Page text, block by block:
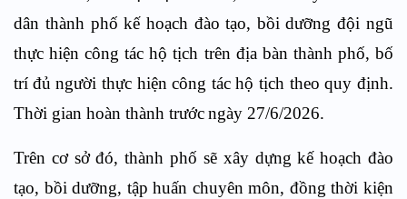
dân thành phố kế hoạch đào tạo, bồi dưỡng đội ngũ
thực hiện công tác hộ tịch trên địa bàn thành phố, bố
trí đủ người thực hiện công tác hộ tịch theo quy định.
Thời gian hoàn thành trướcngày 27/6/2026.
Trên cơ sở đó, thành phố sẽ xây dựng kế hoạch đào
tạo, bồi dưỡng, tập huấn chuyên môn, đồng thời kiện